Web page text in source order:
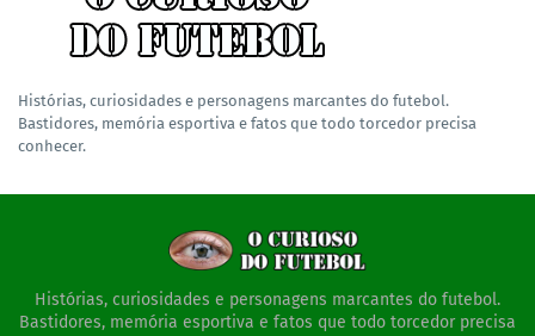
Histórias, curiosidades e personagens marcantes do futebol.
Bastidores, memória esportiva e fatos que todo torcedor precisa
conhecer.
Histórias, curiosidades e personagens marcantes do futebol.
Bastidores, memória esportiva e fatos que todo torcedor precisa